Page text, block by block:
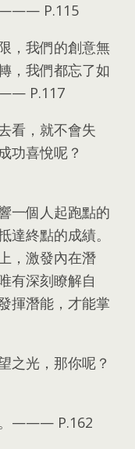
——— P.115
， 我們的創意無
， 我們都忘了如
P.117
看 ， 就不會失
功喜悅呢？
一個人起跑點的
達終點的成績。
， 激發內在潛
有深刻瞭解自
揮潛能 ， 才能掌
之光 ， 那你呢？
——— P.162